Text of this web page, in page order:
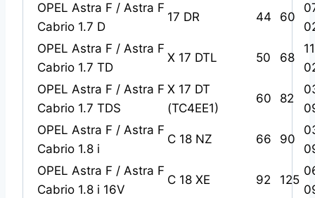
OPEL Astra F / Astra F
Cabrio 1.7 D
17 DR 44 60
OPEL Astra F / Astra F
Cabrio 1.7 TD
X 17 DTL 50 68
OPEL Astra F / Astra F
Cabrio 1.7 TDS
X 17 DT
(TC4EE1)
60 82
OPEL Astra F / Astra F
Cabrio 1.8 i
C 18 NZ 66 90
OPEL Astra F / Astra F
Cabrio 1.8 i 16V
C 18 XE 92 125